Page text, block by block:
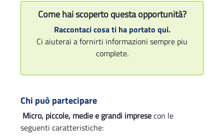
Come hai scoperto questa opportunità?
Raccontaci cosa ti ha portato qui.
Ci aiuterai a fornirti informazioni sempre piu
complete.
Chi può partecipare
Micro, piccole, medie e grandi impresecon le
seguenti caratteristiche: